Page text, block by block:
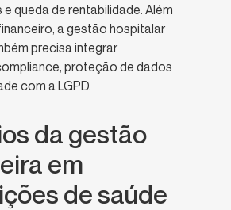
queda de rentabilidade. Além
a gestão hospitalar
precisa integrar
proteção de dados
com a LGPD.
da gestão
em
de saúde